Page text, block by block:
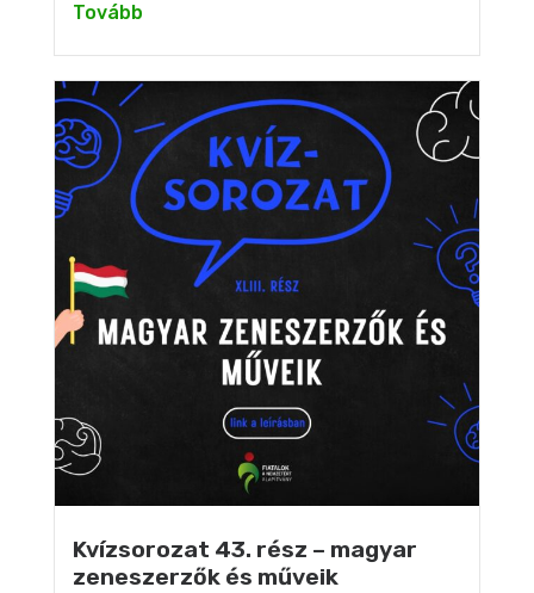
Tovább
Kvízsorozat 43. rész – magyar
zeneszerzők és műveik